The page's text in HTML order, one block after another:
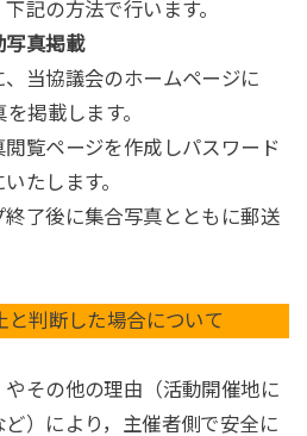
記の方法で行います。
写真掲載
当協議会のホームページに
掲載します。
覧ページを作成しパスワード
たします。
終了後に集合写真とともに郵送
と判断した場合について
その他の理由（活動開催地に
）により，主催者側で安全に